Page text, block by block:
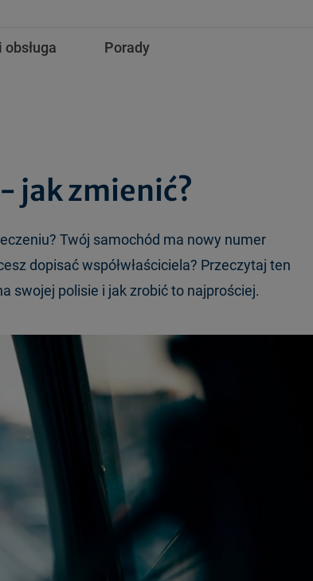
Porady
jak zmienić?
Twój samochód ma nowy numer
dopisać współwłaściciela? Przeczytaj ten
swojej polisie i jak zrobić to najprościej.